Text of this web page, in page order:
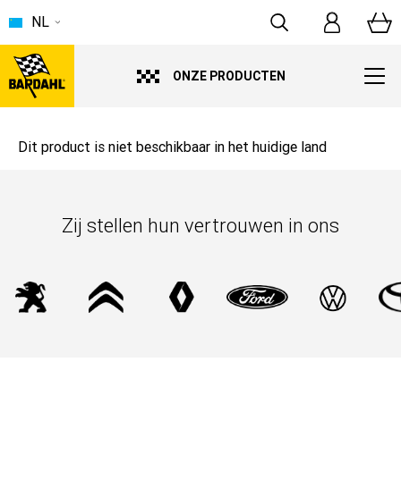
ONZE PRODUCTEN
NL
Dit product is niet beschikbaar in het huidige land
Zij stellen hun vertrouwen in ons